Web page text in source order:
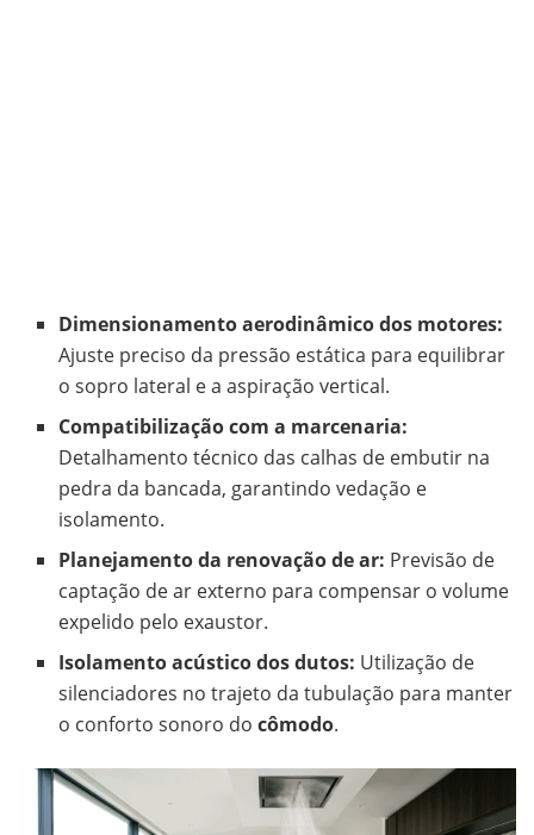
Dimensionamento aerodinâmico dos motores:
Ajuste preciso da pressão estática para equilibrar
o sopro lateral e a aspiração vertical.
Compatibilização com a marcenaria:
Detalhamento técnico das calhas de embutir na
pedra da bancada, garantindo vedação e
isolamento.
Planejamento da renovação de ar: Previsão de
captação de ar externo para compensar o volume
expelido pelo exaustor.
Isolamento acústico dos dutos: Utilização de
silenciadores no trajeto da tubulação para manter
o conforto sonoro docômodo.